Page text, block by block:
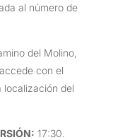
al número de
del Molino,
con el
localización del
: 17:30.